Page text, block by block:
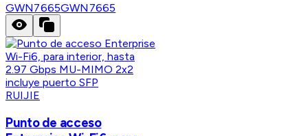
GWN7665GWN7665
RUIJIE
Punto de acceso